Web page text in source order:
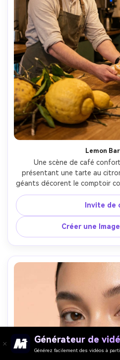
Lemon
Une scène de café
présentant une tarte au
géants décorent le comptoir
des lumières chaudes en
d'espresso, du tablier et des
Fujifilm X-T5 33mm f/1.4, mi-
des textures alimentaires
naturelles-
Invite de
Créer une
Générateur de
Générez facilement des vidéos à